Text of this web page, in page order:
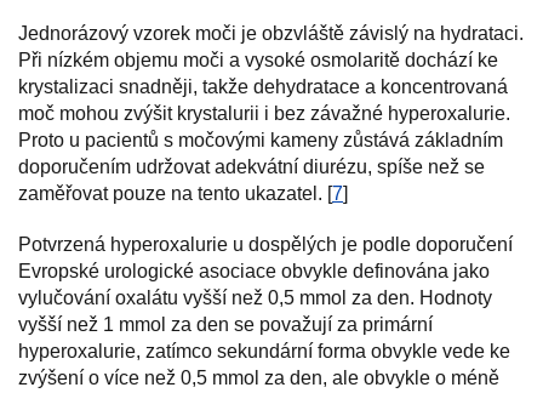
Jednorázový vzorek moči je obzvláště závislý na hydrataci.
Při nízkém objemu moči a vysoké osmolaritě dochází ke
krystalizaci snadněji, takže dehydratace a koncentrovaná
moč mohou zvýšit krystalurii i bez závažné hyperoxalurie.
Proto u pacientů s močovými kameny zůstává základním
doporučením udržovat adekvátní diurézu, spíše než se
zaměřovat pouze na tento ukazatel. [7]
Potvrzená hyperoxalurie u dospělých je podle doporučení
Evropské urologické asociace obvykle definována jako
vylučování oxalátu vyšší než 0,5 mmol za den. Hodnoty
vyšší než 1 mmol za den se považují za primární
hyperoxalurie, zatímco sekundární forma obvykle vede ke
zvýšení o více než 0,5 mmol za den, ale obvykle o méně